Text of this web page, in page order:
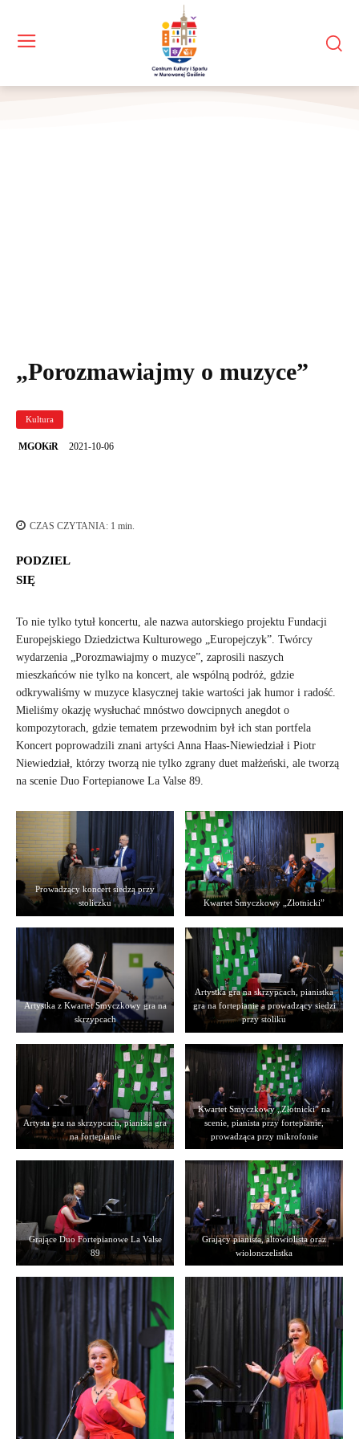
„Porozmawiajmy o muzyce”
Kultura
MGOKiR 2021-10-06
CZAS CZYTANIA: 1 min.
PODZIEL
SIĘ
To nie tylko tytuł koncertu, ale nazwa autorskiego projektu Fundacji
Europejskiego Dziedzictwa Kulturowego „Europejczyk”. Twórcy
wydarzenia „Porozmawiajmy o muzyce”, zaprosili naszych
mieszkańców nie tylko na koncert, ale wspólną podróż, gdzie
odkrywaliśmy w muzyce klasycznej takie wartości jak humor i radość.
Mieliśmy okazję wysłuchać mnóstwo dowcipnych anegdot o
kompozytorach, gdzie tematem przewodnim był ich stan portfela
Koncert poprowadzili znani artyści Anna Haas-Niewiedział i Piotr
Niewiedział, którzy tworzą nie tylko zgrany duet małżeński, ale tworzą
na scenie Duo Fortepianowe La Valse 89.
Prowadzący koncert siedzą przy
stoliczku
Kwartet Smyczkowy „Złotnicki”
Artystka z Kwartet Smyczkowy gra na
skrzypcach
Artystka gra na skrzypcach, pianistka
gra na fortepianie a prowadzący siedzi
przy stoliku
Artysta gra na skrzypcach, pianista gra
na fortepianie
Kwartet Smyczkowy „Złotnicki” na
scenie, pianista przy fortepianie,
prowadząca przy mikrofonie
Grające Duo Fortepianowe La Valse
89
Grający pianista, altowiolista oraz
wiolonczelistka